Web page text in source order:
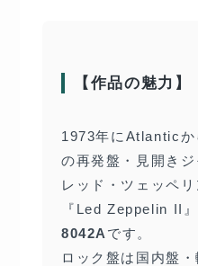
【作品の魅力】
1973年にAtlanticか
の再発盤・見開きジ
レッド・ツェッペ
『Led Zeppelin II
8042A です。
ロック盤は国内盤